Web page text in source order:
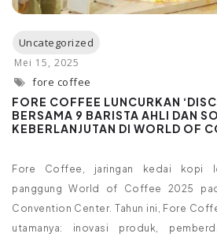
FORE COFFEE LUNCURKAN
BERSAMA 9 BARISTA AHLI DAN
KEBERLANJUTAN DI WORLD OF
fore coffee
Fore Coffee, jaringan kedai kopi
panggung World of Coffee 2025
Convention Center. Tahun ini, Fore
utamanya: inovasi produk,